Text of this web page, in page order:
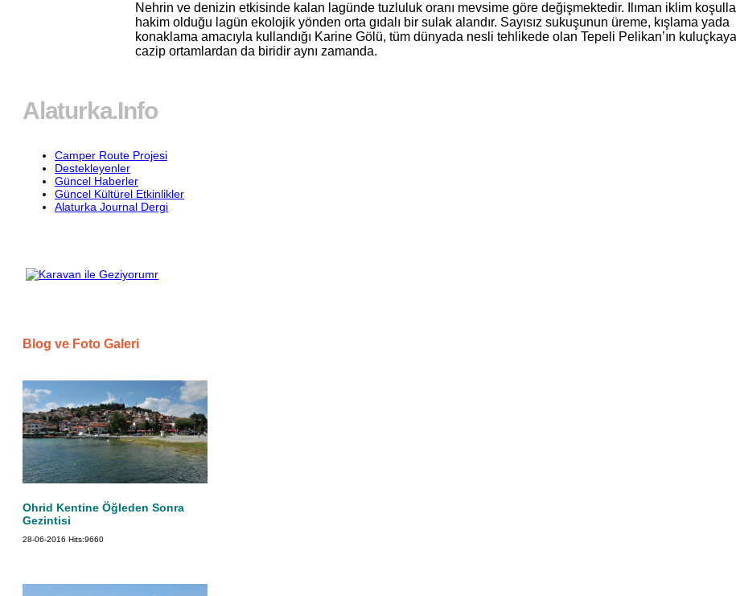
Nehrin ve denizin etkisinde kalan lagünde tuzluluk oranı mevsime göre değişmektedir. Ilıman iklim
hakim olduğu lagün ekolojik yönden orta gıdalı bir sulak alandır. Sayısız sukuşunun üreme, kışlama yada
konaklama amacıyla kullandığı Karine Gölü, tüm dünyada nesli tehlikede olan Tepeli Pelikan’ın kuluçkaya
cazip ortamlardan da biridir aynı zamanda.
Alaturka.Info
Camper Route Projesi
Destekleyenler
Güncel Haberler
Güncel Kültürel Etkinlikler
Alaturka Journal Dergi
Blog ve Foto Galeri
Ohrid Kentine Öğleden Sonra
Gezintisi
28-06-2016 Hits:9660